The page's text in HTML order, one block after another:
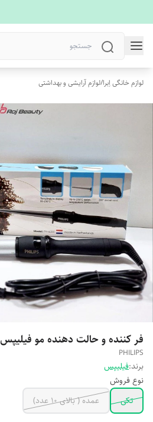
لوازم خانگی اِبرا/لوازم آرایشی و بهداشتی
فر کننده و حالت دهنده مو فیلیپس
PHILIPS
برند:فیلیپس
نوع فروش
تکی
عمده ( بالای 10 عدد)